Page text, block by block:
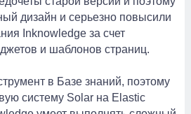
дизайн и серьезно повысили
Inknowledge за счет
и шаблонов страниц.
в Базе знаний, поэтому
систему Solar на Elastic